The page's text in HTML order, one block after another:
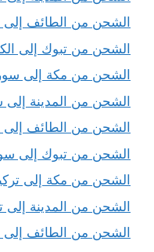
الشحن من الطائف إلى
الشحن من تبوك إلى
الشحن من مكة إلى
الشحن من المدينة إلى
الشحن من الطائف إلى
الشحن من تبوك إلى
الشحن من مكة إلى
الشحن من المدينة إلى
الشحن من الطائف إلى